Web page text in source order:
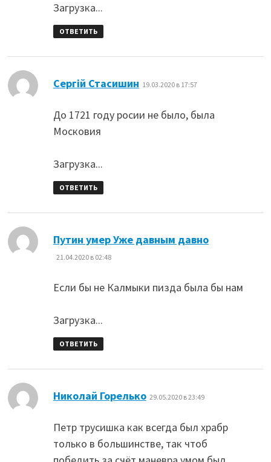
Загрузка...
ОТВЕТИТЬ
Сергій Стасишин 19.03.2020 в 17:57
До 1721 году росии не было, была
Московия
Загрузка...
ОТВЕТИТЬ
Путин умер Уже давным давно:
21.04.2020 в 02:48
Если бы не Калмыки пизда была бы нам
Загрузка...
ОТВЕТИТЬ
Николай Горелько: 29.05.2020 в 23:49
Петр трусишка как всегда был храбр
только в большинстве, так чтоб